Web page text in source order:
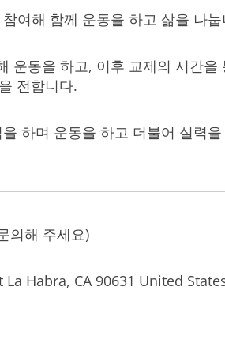
여해 함께 운동을 하고 삶을 나눕
운동을 하고, 이후 교제의 시간
전합니다.
하며 운동을 하고 더불어 실력
의해 주세요)
Habra, CA 90631 United